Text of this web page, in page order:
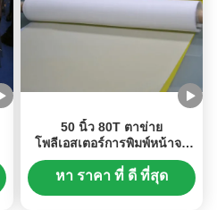
50 นิ้ว 80T ตาข่าย
โพลีเอสเตอร์การพิมพ์หน้าจอ
สำหรับการพิมพ์เซรามิก, สีขาว
/ สีเหลือง
หา ราคา ที่ ดี ที่สุด